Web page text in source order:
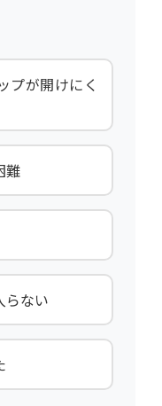
プが開けにく
難
らない